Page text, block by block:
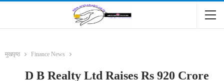
मुखपृष्ठ Finance News
D B Realty Ltd Raises Rs 920 Crore